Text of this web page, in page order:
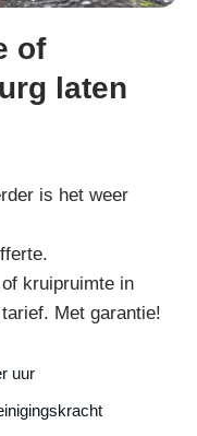
of
laten
is het weer
kruipruimte in
Met garantie!
uur